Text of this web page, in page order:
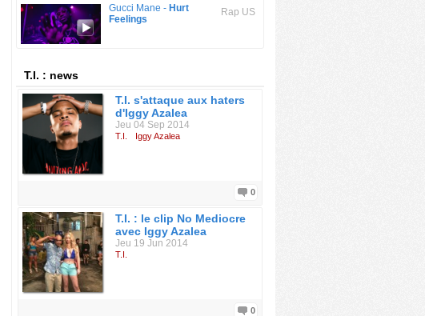
Rap US
Gucci Mane - Hurt
Feelings
T.I. : news
T.I. s'attaque aux haters
d'Iggy Azalea
Jeu 04 Sep 2014
T.I. Iggy Azalea
0
T.I. : le clip No Mediocre
avec Iggy Azalea
Jeu 19 Jun 2014
T.I.
0